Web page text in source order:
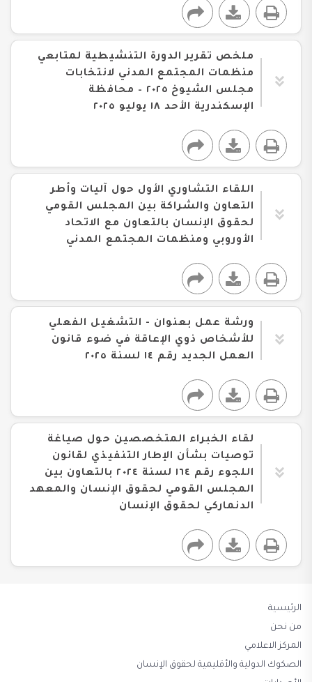
ملخص تقرير الدورة التنشيطية لمتابعي
منظمات المجتمع المدني لانتخابات
مجلس الشيوخ ٢٠٢٥ – محافظة
الإسكندرية الأحد ١٨ يوليو ٢٠٢٥
اللقاء التشاوري الأول حول آليات وأطر
التعاون والشراكة بين المجلس القومي
لحقوق الإنسان بالتعاون مع الاتحاد
الأوروبي ومنظمات المجتمع المدني
ورشة عمل بعنوان - التشغيل الفعلي
للأشخاص ذوي الإعاقة في ضوء قانون
العمل الجديد رقم ١٤ لسنة ٢٠٢٥
لقاء الخبراء المتخصصين حول صياغة
توصيات بشأن الإطار التنفيذي لقانون
اللجوء رقم ١٦٤ لسنة ٢٠٢٤ بالتعاون بين
المجلس القومي لحقوق الإنسان والمعهد
الدنماركي لحقوق الإنسان
الرئيسية
من نحن
المركز الاعلامي
الصكوك الدولية والأقليمية لحقوق الإنسان